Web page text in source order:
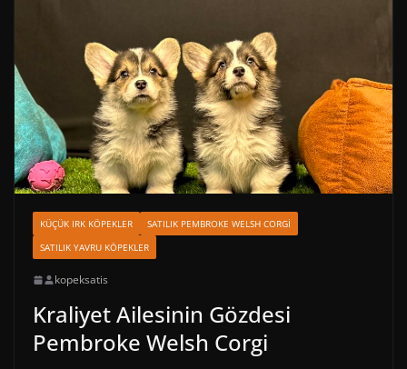
KÜÇÜK IRK KÖPEKLER
SATILIK PEMBROKE WELSH CORGI
SATILIK YAVRU KÖPEKLER
kopeksatis
Kraliyet Ailesinin Gözdesi
Pembroke Welsh Corgi